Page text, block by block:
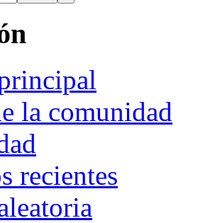
la comunidad
recientes